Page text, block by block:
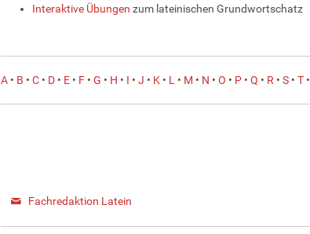
Interaktive Übungen zum lateinischen Grundwortschatz
A• B • C• D• E• F• G • H • I • J • K• L • M • N • O • P• Q • R • S• T•
Fachredaktion Latein